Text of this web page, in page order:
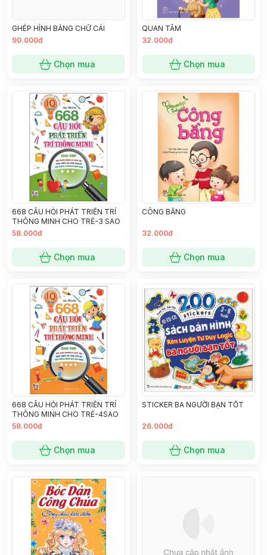
GHÉP HÌNH BẢNG CHỮ CÁI
90.000đ
Chọn mua
QUAN TÂM
32.000đ
Chọn mua
668 CÂU HỎI PHÁT TRIỂN TRÍ
THÔNG MINH CHO TRẺ-3 SAO
58.000đ
Chọn mua
CÔNG BẰNG
32.000đ
Chọn mua
668 CÂU HỎI PHÁT TRIỂN TRÍ
THÔNG MINH CHO TRẺ-4SAO
58.000đ
Chọn mua
STICKER BA NGƯỜI BẠN TỐT
26.000đ
Chọn mua